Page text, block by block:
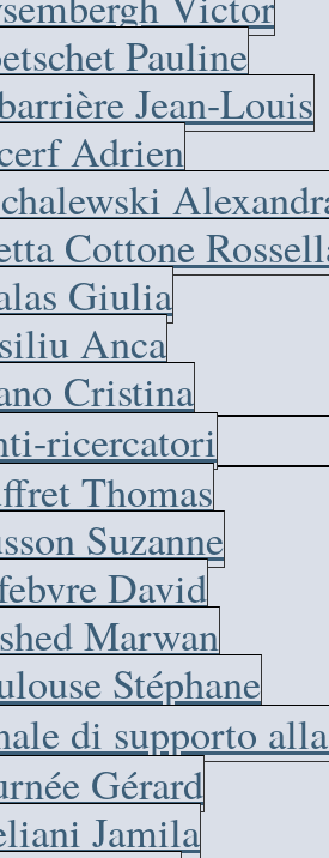
Pauline
Jean-Louis
Adrien
Cottone
Giulia
Anca
Cristina
ricercatori
Thomas
Suzanne
David
Marwan
Stéphane
di supporto
Gérard
Jamila